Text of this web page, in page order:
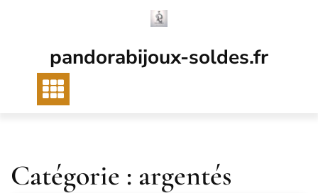
pandorabijoux-soldes.fr
Catégorie : argentés